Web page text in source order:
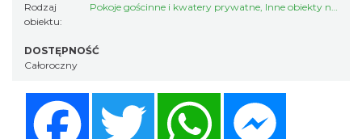
Rodzaj
obiektu:
Pokoje gościnne i kwatery prywatne, Inne obiekty noclegowe
DOSTĘPNOŚĆ
Całoroczny
Twitter WhatsApp